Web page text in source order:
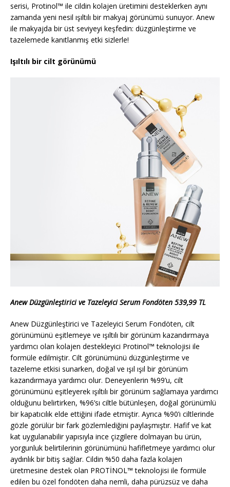
serisi, Protinol™ ile cildin kolajen üretimini desteklerken aynı
zamanda yeni nesil ışıltılı bir makyaj görünümü sunuyor. Anew
ile makyajda bir üst seviyeyi keşfedin: düzgünleştirme ve
tazelemede kanıtlanmış etki sizlerle!
Işıltılı bir cilt görünümü
Anew Düzgünleştirici ve Tazeleyici Serum Fondöten 539,99 TL
Anew Düzgünleştirici ve Tazeleyici Serum Fondöten, cilt
görünümünü eşitlemeye ve ışıltılı bir görünüm kazandırmaya
yardımcı olan kolajen destekleyici Protinol™ teknolojisi ile
formüle edilmiştir. Cilt görünümünü düzgünleştirme ve
tazeleme etkisi sunarken, doğal ve ışıl ışıl bir görünüm
kazandırmaya yardımcı olur. Deneyenlerin %99’u, cilt
görünümünü eşitleyerek ışıltılı bir görünüm sağlamaya yardımcı
olduğunu belirtirken, %96’sı ciltle bütünleşen, doğal görünümlü
bir kapatıcılık elde ettiğini ifade etmiştir. Ayrıca %90’ı ciltlerinde
gözle görülür bir fark gözlemlediğini paylaşmıştır. Hafif ve kat
kat uygulanabilir yapısıyla ince çizgilere dolmayan bu ürün,
yorgunluk belirtilerinin görünümünü hafifletmeye yardımcı olur
aydınlık bir bitiş sağlar. Cildin %50 daha fazla kolajen
üretmesine destek olan PROTİNOL™ teknolojisi ile formüle
edilen bu özel fondöten daha nemli, daha pürüzsüz ve daha